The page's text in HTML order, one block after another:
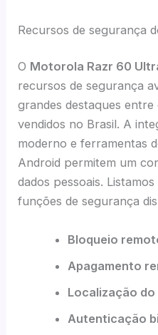
Recursos de segurança
O Motorola Razr 60
recursos de segurança
grandes destaques
vendidos no Brasil. A
moderno e ferramentas
Android permitem um
dados pessoais.
funções de segurança
Bloqueio
Apagamento
Localização
Autenticação